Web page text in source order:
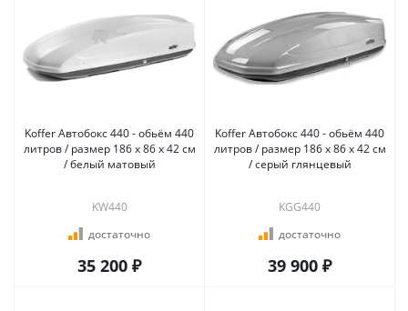
Koffer Автобокс 440 - обьём 440
литров / размер 186 х 86 х 42 см
/ белый матовый
KW440
достаточно
35 200 ₽
Koffer Автобокс 440 - обьём 440
литров / размер 186 х 86 х 42 см
/ серый глянцевый
KGG440
достаточно
39 900 ₽